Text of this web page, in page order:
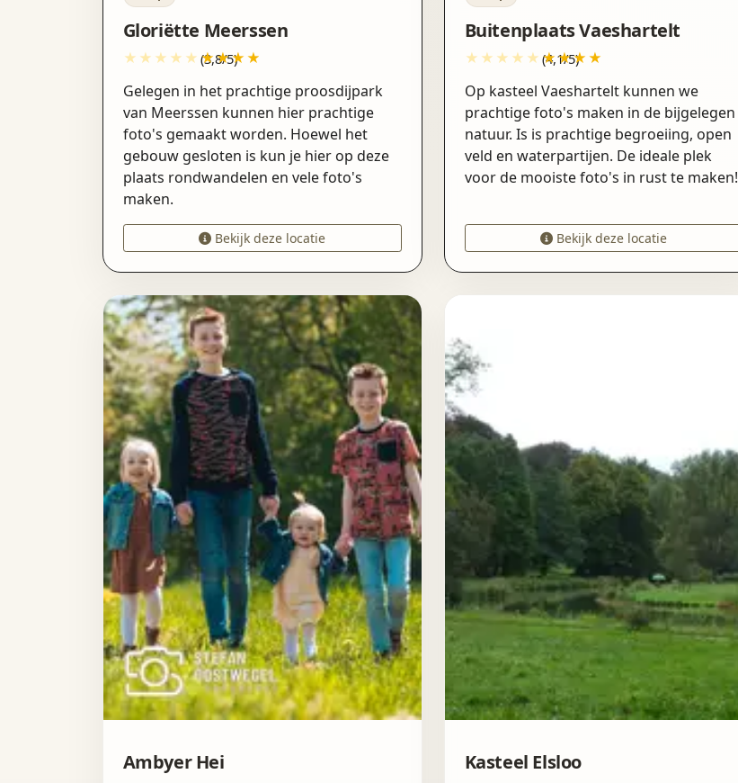
Gloriëtte Meerssen
(3,8/5)
Gelegen in het prachtige proosdijpark
van Meerssen kunnen hier prachtige
foto's gemaakt worden. Hoewel het
gebouw gesloten is kun je hier op deze
plaats rondwandelen en vele foto's
maken.
Bekijk deze locatie
Buitenplaats Vaeshartelt
(4,1/5)
Op kasteel Vaeshartelt kunnen we
prachtige foto's maken in de bijgelegen
natuur. Is is prachtige begroeiing, open
veld en waterpartijen. De ideale plek
voor de mooiste foto's in rust te maken!
Bekijk deze locatie
Ambyer Hei Kasteel Elsloo